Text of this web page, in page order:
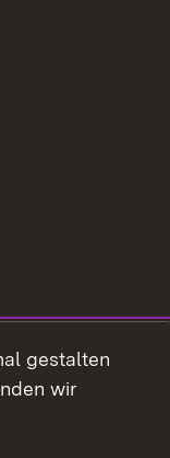
gestalten
wir